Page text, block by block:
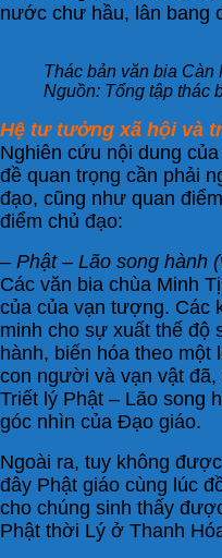
nước chư hầu, lân bang
Thác bản văn bia
Nguồn: Tổng tập thác
Hệ tư tưởng xã hội và
Nghiên cứu nội dung
đề quan trọng cần phải
đạo, cũng như quan
điểm chủ đạo:
– Phật – Lão song hành
Các văn bia chùa Minh
của của vạn tượng. Các
minh cho sự xuất thế độ
hành, biến hóa theo
con người và vạn vật
Triết lý Phật – Lão song
góc nhìn của Đạo giáo.
Ngoài ra, tuy không
đây Phật giáo cùng lúc
cho chúng sinh thấy
Phật thời Lý ở Thanh